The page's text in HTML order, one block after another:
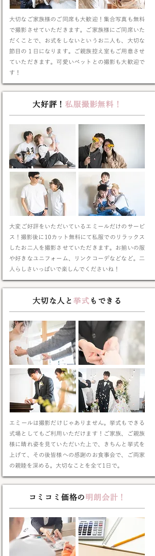
大切なご家族様のご同席も大歓迎！集合写真も無料
で撮影させていただきます。ご家族様にご同席いた
だくことで、お式をしないというお二人も、大切な
節目の１日になります。ご親族控え室もご用意させ
ていただきます。可愛いペットとの撮影も大歓迎で
す！
大好評！私服撮影無料！
​大変ご好評をいただいているエミールだけのサービ
ス！撮影後に10カット無料にて私服でのリラックス
したお二人を撮影させていただきます。お揃いの服
や好きなユニフォーム、リンクコーデなどなど。二
人らしさいっぱいで楽しんでくださいね！
大切な人と 挙式 もできる
​エミールは撮影だけじゃありません。挙式もできる
式場としてもご利用いただけます！ご家族、ご親族
様に晴れ姿を見ていただいた上で、きちんと挙式を
上げて、その後皆様への感謝のお食事会で、ご両家
の親睦を深める。大切なことを全て1日で。
コミコミ価格の明朗会計！